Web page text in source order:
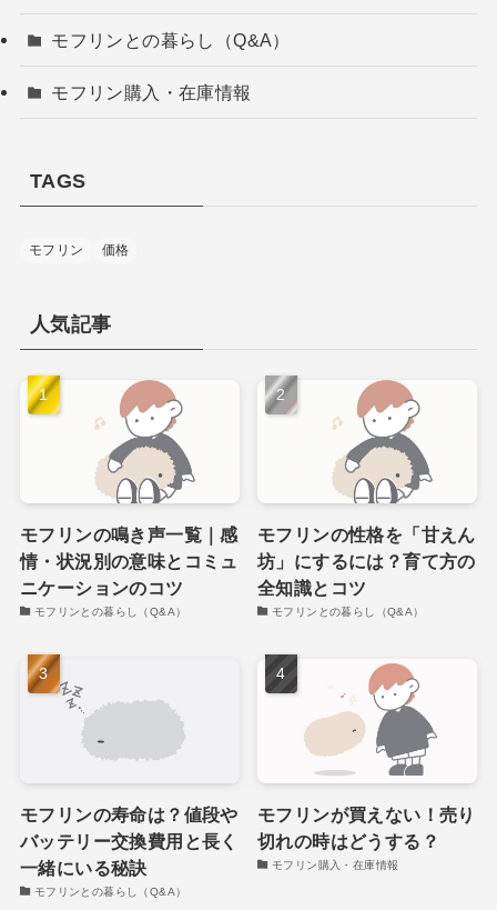
モフリンとの暮らし（Q&A）
モフリン購入・在庫情報
TAGS
モフリン 価格
人気記事
モフリンの鳴き声一覧｜感
情・状況別の意味とコミュ
ニケーションのコツ
モフリンとの暮らし（Q&A）
モフリンの性格を「甘えん
坊」にするには？育て方の
全知識とコツ
モフリンとの暮らし（Q&A）
モフリンの寿命は？値段や
バッテリー交換費用と長く
一緒にいる秘訣
モフリンとの暮らし（Q&A）
モフリンが買えない！売り
切れの時はどうする？
モフリン購入・在庫情報